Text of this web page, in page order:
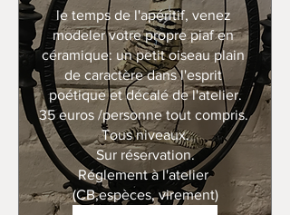
le temps de l'apéritif, venez
modeler votre propre piaf en
céramique: un petit oiseau plain
de caractère dans l'esprit
poétique et décalé de l'atelier.
35 euros /personne tout compris.
Tous niveaux.
Sur réservation.
Réglement à l'atelier
(CB,espèces, virement)